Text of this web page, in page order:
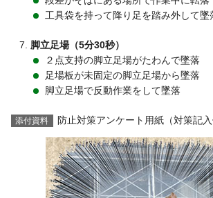
工具袋を持って降り足を踏み外して墜
脚立足場（5分30秒）
２点支持の脚立足場がたわんで墜落
足場板が未固定の脚立足場から墜落
脚立足場で反動作業をして墜落
添付資料 防止対策アンケート用紙（対策記入